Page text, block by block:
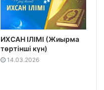
ИХСАН ІЛІМІ (Жиырма
төртінші күн)
14.03.2026